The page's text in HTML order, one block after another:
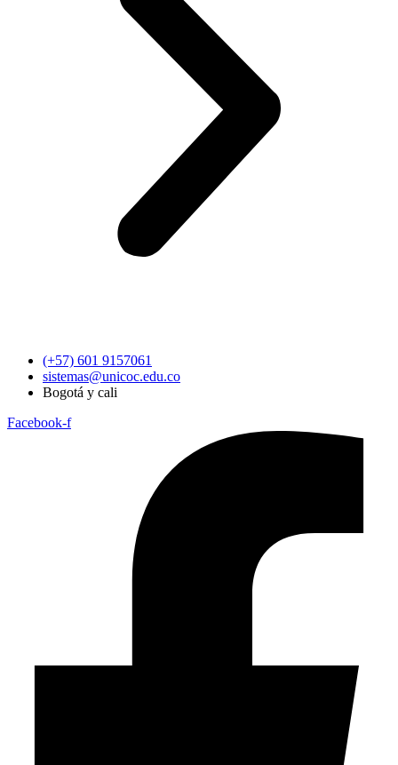
(+57) 601 9157061
sistemas@unicoc.edu.co
Bogotá y cali
Facebook-f